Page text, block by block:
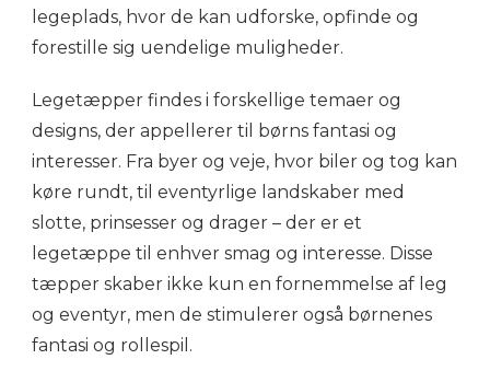
legeplads, hvor de kan udforske, opfinde og
forestille sig uendelige muligheder.
Legetæpper findes i forskellige temaer og
designs, der appellerer til børns fantasi og
interesser. Fra byer og veje, hvor biler og tog kan
køre rundt, til eventyrlige landskaber med
slotte, prinsesser og drager – der er et
legetæppe til enhver smag og interesse. Disse
tæpper skaber ikke kun en fornemmelse af leg
og eventyr, men de stimulerer også børnenes
fantasi og rollespil.